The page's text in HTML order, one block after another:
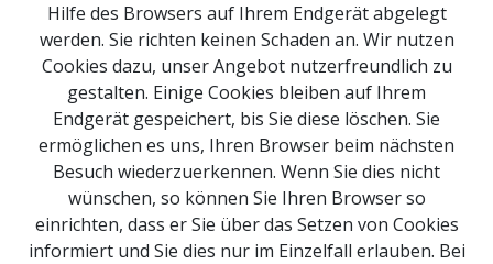
Impressum
Newsletter Anmeldung
Kontakt
Hilfe des Browsers auf Ihrem Endgerät abgelegt
werden. Sie richten keinen Schaden an. Wir nutzen
Cookies dazu, unser Angebot nutzerfreundlich zu
gestalten. Einige Cookies bleiben auf Ihrem
Endgerät gespeichert, bis Sie diese löschen. Sie
ermöglichen es uns, Ihren Browser beim nächsten
Besuch wiederzuerkennen. Wenn Sie dies nicht
wünschen, so können Sie Ihren Browser so
einrichten, dass er Sie über das Setzen von Cookies
informiert und Sie dies nur im Einzelfall erlauben. Bei